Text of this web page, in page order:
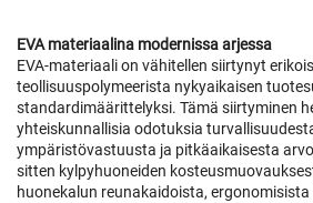
EVA materiaalina modernissa arjessa
EVA-materiaali on vähitellen siirtynyt
teollisuuspolymeerista nykyaikaisen
standardimäärittelyksi. Tämä siirtyminen
yhteiskunnallisia odotuksia
ympäristövastuusta ja pitkäaikaisesta
sitten kylpyhuoneiden
huonekalun reunakaidoista, ergonomisista